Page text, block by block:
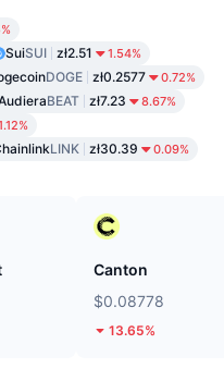
SuiSUI zł2.51 1.54%
DOGE zł0.2577 0.72%
BEAT zł7.23 8.67%
LINK zł30.39 0.09%
Canton
$0.08778
13.65%